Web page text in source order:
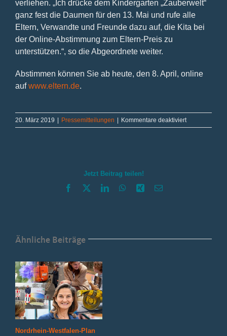
verliehen. „Ich drücke dem Kindergarten „Zauberwelt“
ganz fest die Daumen für den 13. Mai und rufe alle
Eltern, Verwandte und Freunde dazu auf, die Kita bei
der Online-Abstimmung zum Eltern-Preis zu
unterstützen.“, so die Abgeordnete weiter.
Abstimmen können Sie ab heute, den 8. April, online
aufwww.eltern.de.
20. März 2019 | Pressemitteilungen | Kommentare deaktiviertfür
„Zauberwelt
Jetzt Beitrag teilen!
Facebook LinkedInWhatsApp
Xing E-
Ähnliche Beiträge
Nordrhein-Westfalen-Plan